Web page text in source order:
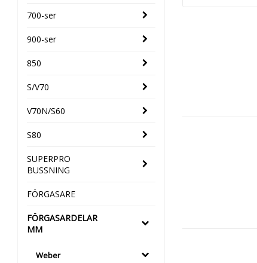
700-ser
900-ser
850
S/V70
V70N/S60
S80
SUPERPRO
BUSSNING
FÖRGASARE
FÖRGASARDELAR
MM
Weber